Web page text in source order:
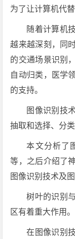
为了让计算机代
随着计算机
越来越深刻，同
的交通场景识别
自动归类，医学
的支持。
图像识别技
抽取和选择、分
本文分析了
等，之后介绍了
图像识别技术及
树叶的识别
区有着重大作用。
在图像识别